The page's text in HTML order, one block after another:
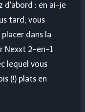
d'abord : en ai-je
tard, vous
dans la
Nexxt 2-en-1
lequel vous
(!) plats en